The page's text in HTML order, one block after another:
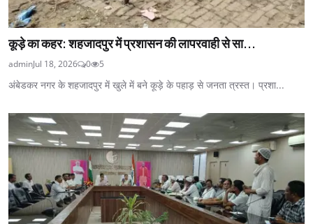
कूड़े का कहर: शहजादपुर में प्रशासन की लापरवाही से सा...
adminJul 18, 2026 0 5
अंबेडकर नगर के शहजादपुर में खुले में बने कूड़े के पहाड़ से जनता त्रस्त। प्रशा...